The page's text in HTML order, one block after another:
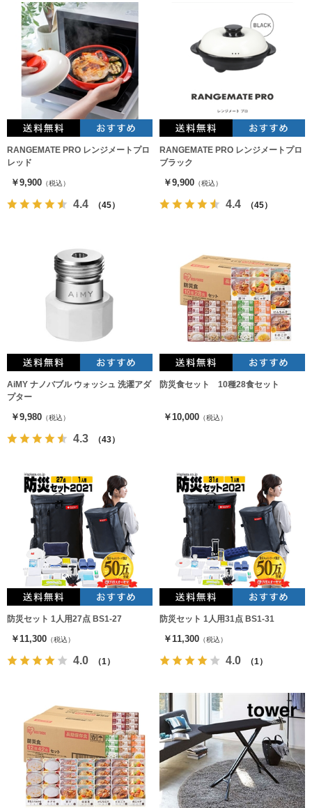
RANGEMATE PRO レンジメートプロ
レッド
￥9,900 （税込）
4.4 （45）
RANGEMATE PRO レンジメートプロ
ブラック
￥9,900 （税込）
4.4 （45）
AiMY ナノバブル ウォッシュ 洗濯アダ
プター
￥9,980 （税込）
4.3 （43）
防災食セット 10種28食セット
￥10,000 （税込）
防災セット 1人用27点 BS1-27
￥11,300 （税込）
4.0 （1）
防災セット 1人用31点 BS1-31
￥11,300 （税込）
4.0 （1）